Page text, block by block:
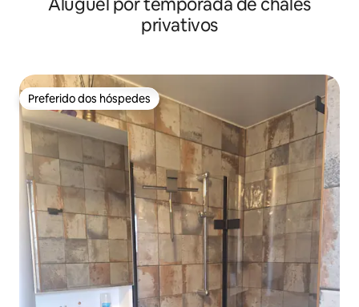
privativos
Preferido dos hóspedes
Preferido dos hóspedes